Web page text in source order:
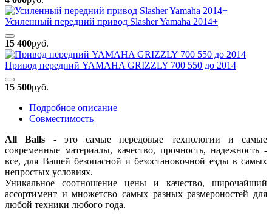
Усиленный передний привод Slasher Yamaha 2014+
15 400руб.
Привод передний YAMAHA GRIZZLY 700 550 до 2014
15 500руб.
Подробное описание
Совместимость
All Balls - это самые передовые технологии и самые
современные материалы, качество, прочность, надежность -
все, для Вашей безопасной и безостановочной езды в самых
непростых условиях.
Уникальное соотношение цены и качество, широчайший
ассортимент и множетсво самых разных размероностей для
любой техники любого года.